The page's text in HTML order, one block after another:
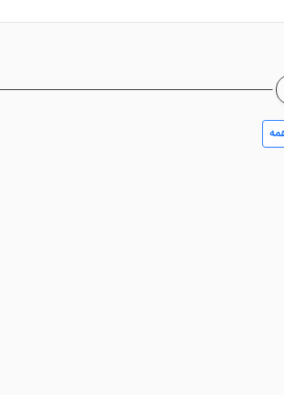
شده‌ اند. تمامی اتاق ‌های هتل با امکانات مطلوبی شامل:
تا مکانی دنج و آرامش بخش شود. کافی شاپ هتل با
شما گردآوری کرده‌ایم تا شناخت بهتری از این هتل
بلمن، و ... است. لازم به ذکر است میهمانان مقیم و